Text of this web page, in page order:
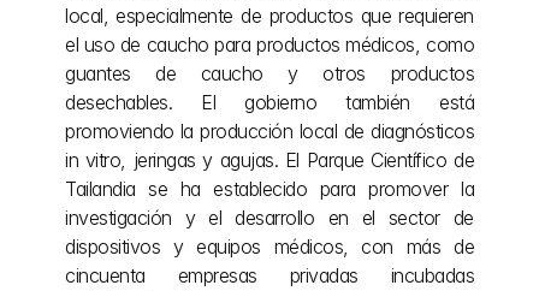
local, especialmente de productos que requieren
el uso de caucho para productos médicos, como
guantes de caucho y otros productos
desechables. El gobierno también está
promoviendo la producción local de diagnósticos
in vitro, jeringas y agujas. El Parque Científico de
Tailandia se ha establecido para promover la
investigación y el desarrollo en el sector de
dispositivos y equipos médicos, con más de
cincuenta empresas privadas incubadas